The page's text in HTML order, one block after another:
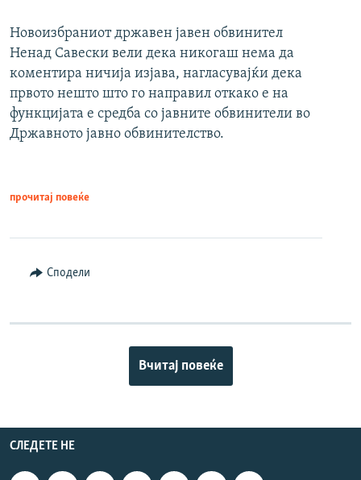
Новоизбраниот државен јавен обвинител
Ненад Савески вели дека никогаш нема да
коментира ничија изјава, нагласувајќи дека
првото нешто што го направил откако е на
функцијата е средба со јавните обвинители во
Државното јавно обвинителство.
прочитај повеќе
Сподели
Вчитај повеќе
СЛЕДЕТЕ НЕ